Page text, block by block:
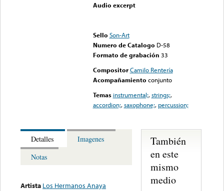
Audio excerpt
Sello Son-Art
Numero de Catalogo D-58
Formato de grabación 33
Compositor Camilo Rentería
Acompañamiento conjunto
Temas instrumental;,strings;,
accordion;,saxophone;, percussion;
Detalles
Imagenes
Notas
Artista Los Hermanos Anaya
También
en este
mismo
medio